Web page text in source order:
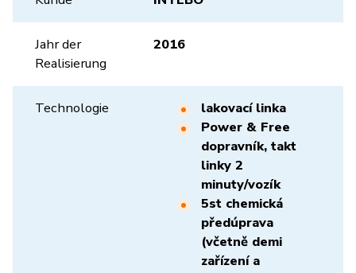
Jahr der
Realisierung
2016
Technologie
lakovací linka
Power & Free
dopravník, takt
linky 2
minuty/vozík
5st chemická
předúprava
(včetně demi
zařízení a